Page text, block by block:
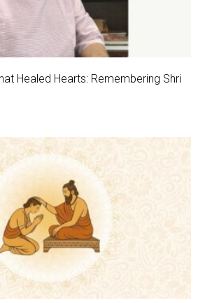
Healed Hearts: Remembering Shri